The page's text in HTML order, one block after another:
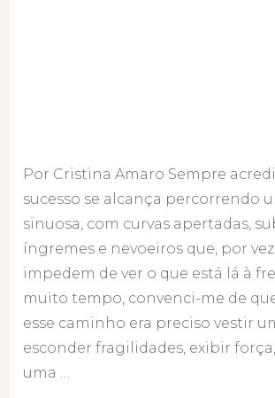
Por Cristina Amaro Sempre
sucesso se alcança percorrendo
sinuosa, com curvas apertadas,
íngremes e nevoeiros que, por
impedem de ver o que está lá à
muito tempo, convenci-me de
esse caminho era preciso vestir
esconder fragilidades, exibir
uma …